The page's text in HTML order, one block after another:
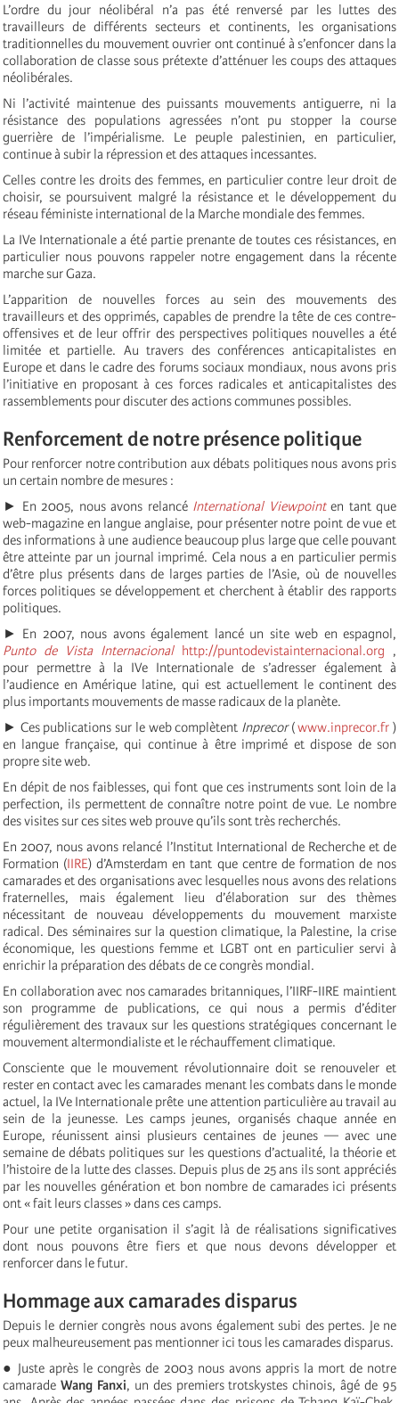
L’ordre du jour néolibéral n’a pas été renversé par les luttes des
travailleurs de différents secteurs et continents, les organisations
traditionnelles du mouvement ouvrier ont continué à s’enfoncer dans la
collaboration de classe sous prétexte d’atténuer les coups des attaques
néolibérales.
Ni l’activité maintenue des puissants mouvements antiguerre, ni la
résistance des populations agressées n’ont pu stopper la course
guerrière de l’impérialisme. Le peuple palestinien, en particulier,
continue à subir la répression et des attaques incessantes.
Celles contre les droits des femmes, en particulier contre leur droit de
choisir, se poursuivent malgré la résistance et le développement du
réseau féministe international de la Marche mondiale des femmes.
La IVe Internationale a été partie prenante de toutes ces résistances, en
particulier nous pouvons rappeler notre engagement dans la récente
marche sur Gaza.
L’apparition de nouvelles forces au sein des mouvements des
travailleurs et des opprimés, capables de prendre la tête de ces contre-
offensives et de leur offrir des perspectives politiques nouvelles a été
limitée et partielle. Au travers des conférences anticapitalistes en
Europe et dans le cadre des forums sociaux mondiaux, nous avons pris
l’initiative en proposant à ces forces radicales et anticapitalistes des
rassemblements pour discuter des actions communes possibles.
Renforcement de notre présence politique
Pour renforcer notre contribution aux débats politiques nous avons pris
un certain nombre de mesures :
► En 2005, nous avons relancé International Viewpointen tant que
web-magazine en langue anglaise, pour présenter notre point de vue et
des informations à une audience beaucoup plus large que celle pouvant
être atteinte par un journal imprimé. Cela nous a en particulier permis
d’être plus présents dans de larges parties de l’Asie, où de nouvelles
forces politiques se développement et cherchent à établir des rapports
politiques.
► En 2007, nous avons également lancé un site web en espagnol,
Punto de Vista Internacionalhttp://puntodevistainternacional.org ,
pour permettre à la IVe Internationale de s’adresser également à
l’audience en Amérique latine, qui est actuellement le continent des
plus importants mouvements de masse radicaux de la planète.
► Ces publications sur le web complètent Inprecor(www.inprecor.fr)
en langue française, qui continue à être imprimé et dispose de son
propre site web.
En dépit de nos faiblesses, qui font que ces instruments sont loin de la
perfection, ils permettent de connaître notre point de vue. Le nombre
des visites sur ces sites web prouve qu’ils sont très recherchés.
En 2007, nous avons relancé l’Institut International de Recherche et de
Formation (IIRE) d’Amsterdam en tant que centre de formation de nos
camarades et des organisations avec lesquelles nous avons des relations
fraternelles, mais également lieu d’élaboration sur des thèmes
nécessitant de nouveau développements du mouvement marxiste
radical. Des séminaires sur la question climatique, la Palestine, la crise
économique, les questions femme et LGBT ont en particulier servi à
enrichir la préparation des débats de ce congrès mondial.
En collaboration avec nos camarades britanniques, l’IIRF-IIRE maintient
son programme de publications, ce qui nous a permis d’éditer
régulièrement des travaux sur les questions stratégiques concernant le
mouvement altermondialiste et le réchauffement climatique.
Consciente que le mouvement révolutionnaire doit se renouveler et
rester en contact avec les camarades menant les combats dans le monde
actuel, la IVe Internationale prête une attention particulière au travail au
sein de la jeunesse. Les camps jeunes, organisés chaque année en
Europe, réunissent ainsi plusieurs centaines de jeunes — avec une
semaine de débats politiques sur les questions d’actualité, la théorie et
l’histoire de la lutte des classes. Depuis plus de 25 ans ils sont appréciés
par les nouvelles génération et bon nombre de camarades ici présents
ont « fait leurs classes » dans ces camps.
Pour une petite organisation il s’agit là de réalisations significatives
dont nous pouvons être fiers et que nous devons développer et
renforcer dans le futur.
Hommage aux camarades disparus
Depuis le dernier congrès nous avons également subi des pertes. Je ne
peux malheureusement pas mentionner ici tous les camarades disparus.
● Juste après le congrès de 2003 nous avons appris la mort de notre
camarade Wang Fanxi, un des premiers trotskystes chinois, âgé de 95